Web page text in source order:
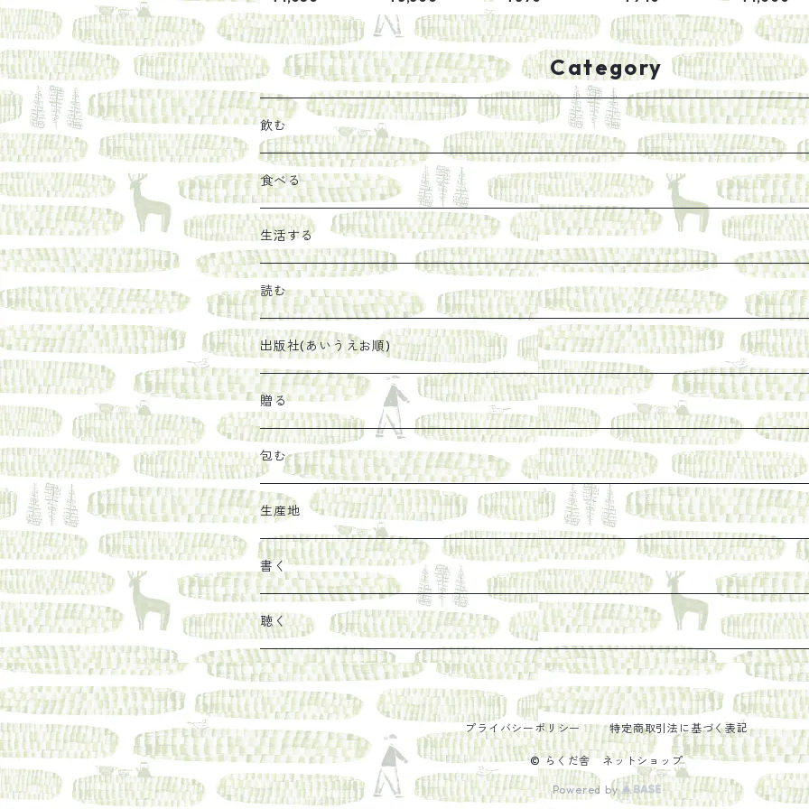
手軽に ほうじ
粉茶ティーバッ
グ（5g×20袋）
じたあの特別な
時間はなんだ
【黒塩】 石鹸
Category
飲む
お茶
エキス
珈琲豆
太山寺珈琲焙煎室
食べる
ジャム
うめぼし
塩
オリーブオイル
その他
マスコバド糖
しょうがパウダー
野菜・果物
新しょうが
レモン
生活する
エコラップ
石けん
ヘチマたわし
陶器
馬目隆宏
絵
タンブラー
読む
刊行から時間が経ったけれど、長く売り続けたい一冊
贈り物に勧めたい絵本
紀伊半島ブックマルシェ関連本
らくだ舎出帆室の参考本など
新刊では販売しづらくなった本を巡らせて
古本や自由価格本から探す
出版社(あいうえお順)
らくだ舎出帆室
リトルプレス
mario books
タイドラー
Sakumag
地下BOOKS
疋田千里
PHILOSOPHIA
海外出版社
古本
あ行
明石書店
赤々舎
亜紀書房
か行
偕成社
笠間書院
さ行
里山社
た行
贈る
包装
ギフトセット
カレンダー
カップ
ステッカー
包む
生産地
色川
そこそこ農園
農家民泊JUGEM
だものみち
安田農園
フィリピン
パレスチナ
インドネシア
メキシコ
書く
カムワッカ
らくだ舎
ポストカード
聴く
里
COLECTIVO ALTEPE プライバシーポリシー 特定商取引法に基づく表記
© らくだ舎 ネットショップ
Powered by